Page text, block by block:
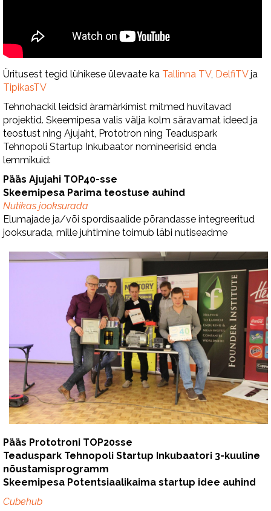
Üritusest tegid lühikese ülevaate ka Tallinna TV, DelfiTVja
TipikasTV
Tehnohackil leidsid äramärkimist mitmed huvitavad
projektid. Skeemipesa valis välja kolm säravamat ideed ja
teostust ning Ajujaht, Prototron ning Teaduspark
Tehnopoli Startup Inkubaator nomineerisid enda
lemmikuid:
Pääs Ajujahi TOP40-sse
Skeemipesa Parima teostuse auhind
Nutikas jooksurada
Elumajade ja/või spordisaalide põrandasse integreeritud
jooksurada, mille juhtimine toimub läbi nutiseadme
Pääs Prototroni TOP20sse
Teaduspark Tehnopoli Startup Inkubaatori 3-kuuline
nõustamisprogramm
Skeemipesa Potentsiaalikaima startup idee auhind
Cubehub